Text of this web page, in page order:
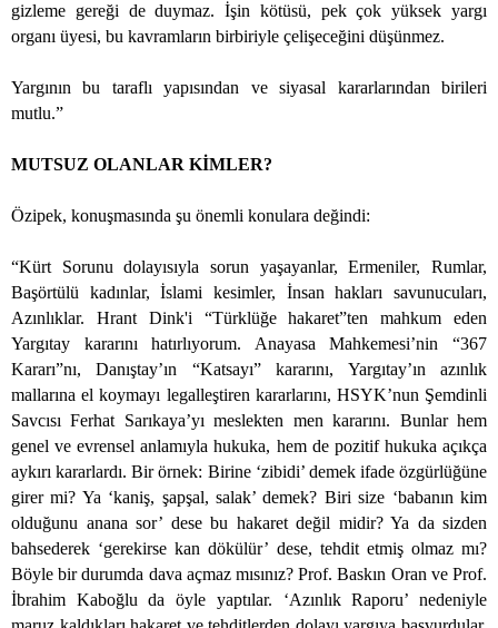
gizleme gereği de duymaz. İşin kötüsü, pek çok yüksek yargı
organı üyesi, bu kavramların birbiriyle çelişeceğini düşünmez.
Yargının bu taraflı yapısından ve siyasal kararlarından birileri
mutlu.”
MUTSUZ OLANLAR KİMLER?
Özipek, konuşmasında şu önemli konulara değindi:
“Kürt Sorunu dolayısıyla sorun yaşayanlar, Ermeniler, Rumlar,
Başörtülü kadınlar, İslami kesimler, İnsan hakları savunucuları,
Azınlıklar. Hrant Dink'i “Türklüğe hakaret”ten mahkum eden
Yargıtay kararını hatırlıyorum. Anayasa Mahkemesi’nin “367
Kararı”nı, Danıştay’ın “Katsayı” kararını, Yargıtay’ın azınlık
mallarına el koymayı legalleştiren kararlarını, HSYK’nun Şemdinli
Savcısı Ferhat Sarıkaya’yı meslekten men kararını. Bunlar hem
genel ve evrensel anlamıyla hukuka, hem de pozitif hukuka açıkça
aykırı kararlardı. Bir örnek: Birine ‘zibidi’ demek ifade özgürlüğüne
girer mi? Ya ‘kaniş, şapşal, salak’ demek? Biri size ‘babanın kim
olduğunu anana sor’ dese bu hakaret değil midir? Ya da sizden
bahsederek ‘gerekirse kan dökülür’ dese, tehdit etmiş olmaz mı?
Böyle bir durumda dava açmaz mısınız? Prof. Baskın Oran ve Prof.
İbrahim Kaboğlu da öyle yaptılar. ‘Azınlık Raporu’ nedeniyle